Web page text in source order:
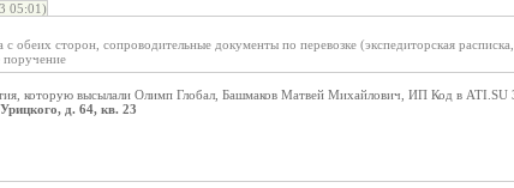
05:01)
с обеих сторон, сопроводительные документы по перевозке (экспедиторская
поручение
которую высылали Олимп Глобал, Башмаков Матвей Михайлович, ИП Код в ATI.SU
д. 64, кв. 23